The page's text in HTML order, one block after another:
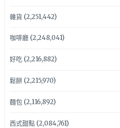
雜貨 (2,251,442)
咖啡廳(2,248,041)
好吃(2,216,882)
鬆餅(2,215,970)
麵包(2,116,892)
西式甜點(2,084,761)